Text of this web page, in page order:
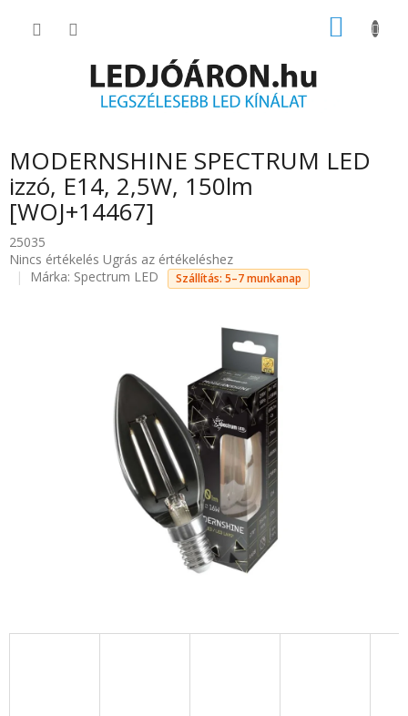
KOSÁR
MODERNSHINE SPECTRUM LED
izzó, E14, 2,5W, 150lm
[WOJ+14467]
25035
A
termék
Nincs értékelés Ugrás az értékeléshez
Márka: Spectrum LED Szállítás: 5–7 munkanap